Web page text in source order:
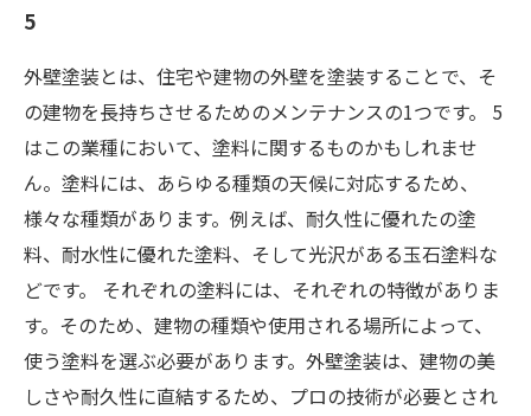
5
外壁塗装とは、住宅や建物の外壁を塗装することで、そ
の建物を長持ちさせるためのメンテナンスの1つです。 5
はこの業種において、塗料に関するものかもしれませ
ん。塗料には、あらゆる種類の天候に対応するため、
様々な種類があります。例えば、耐久性に優れたの塗
料、耐水性に優れた塗料、そして光沢がある玉石塗料な
どです。 それぞれの塗料には、それぞれの特徴がありま
す。そのため、建物の種類や使用される場所によって、
使う塗料を選ぶ必要があります。外壁塗装は、建物の美
しさや耐久性に直結するため、プロの技術が必要とされ